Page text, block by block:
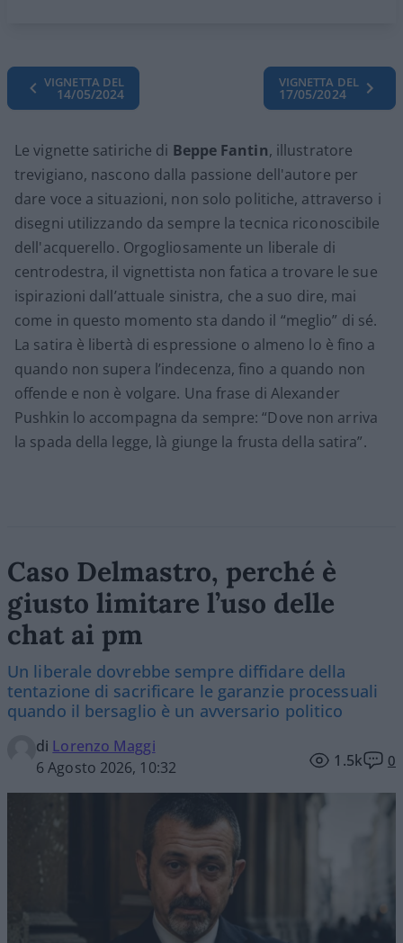
VIGNETTA DEL
14/05/2024
VIGNETTA DEL
17/05/2024
Le vignette satiriche di Beppe Fantin, illustratore
trevigiano, nascono dalla passione dell'autore per
dare voce a situazioni, non solo politiche, attraverso i
disegni utilizzando da sempre la tecnica riconoscibile
dell'acquerello. Orgogliosamente un liberale di
centrodestra, il vignettista non fatica a trovare le sue
ispirazioni dall’attuale sinistra, che a suo dire, mai
come in questo momento sta dando il “meglio” di sé.
La satira è libertà di espressione o almeno lo è fino a
quando non supera l’indecenza, fino a quando non
offende e non è volgare. Una frase di Alexander
Pushkin lo accompagna da sempre: “Dove non arriva
la spada della legge, là giunge la frusta della satira”.
Caso Delmastro, perché è
giusto limitare l’uso delle
chat ai pm
Un liberale dovrebbe sempre diffidare della
tentazione di sacrificare le garanzie processuali
quando il bersaglio è un avversario politico
di Lorenzo Maggi
6 Agosto 2026, 10:32
1.5k 0